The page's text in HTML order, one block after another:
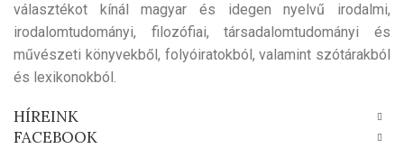
választékot kínál magyar és idegen nyelvű irodalmi,
irodalomtudományi, filozófiai, társadalomtudományi és
művészeti könyvekből, folyóiratokból, valamint szótárakból
és lexikonokból.
HÍREINK
FACEBOOK